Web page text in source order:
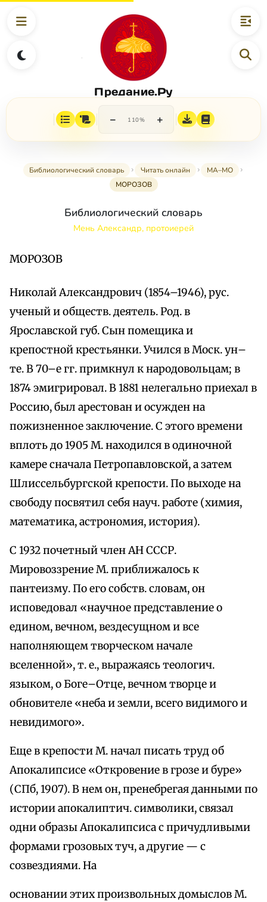
Предание.Ру
− 110% +
Библиологический словарь Читать онлайн
МА–МО
МОРОЗОВ
Библиологический словарь
Мень Александр, протоиерей
МОРОЗОВ
Николай Александрович (1854–1946), рус.
ученый и обществ. деятель. Род. в
Ярославской губ. Сын помещика и
крепостной крестьянки. Учился в Моск. ун–
те. В 70–е гг. примкнул к народовольцам; в
1874 эмигрировал. В 1881 нелегально приехал в
Россию, был арестован и осужден на
пожизненное заключение. С этого времени
вплоть до 1905 М. находился в одиночной
камере сначала Петропавловской, а затем
Шлиссельбургской крепости. По выходе на
свободу посвятил себя науч. работе (химия,
математика, астрономия, история).
С 1932 почетный член АН СССР.
Мировоззрение М. приближалось к
пантеизму. По его собств. словам, он
исповедовал «научное представление о
едином, вечном, вездесущном и все
наполняющем творческом начале
вселенной», т. е., выражаясь теологич.
языком, о Боге–Отце, вечном творце и
обновителе «неба и земли, всего видимого и
невидимого».
Еще в крепости М. начал писать труд об
Апокалипсисе «Откровение в грозе и буре»
(СПб, 1907). В нем он, пренебрегая данными по
истории апокалиптич. символики, связал
одни образы Апокалипсиса с причудливыми
формами грозовых туч, а другие — с
созвездиями. На
основании этих произвольных домыслов М.